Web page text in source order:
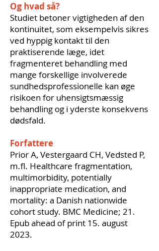
Og hvad så?
Studiet betoner vigtigheden af den
kontinuitet, som eksempelvis sikres
ved hyppig kontakt til den
praktiserende læge, idet
fragmenteret behandling med
mange forskellige involverede
sundhedsprofessionelle kan øge
risikoen for uhensigtsmæssig
behandling og i yderste konsekvens
dødsfald.
Forfattere
Prior A, Vestergaard CH, Vedsted P,
m.fl. Healthcare fragmentation,
multimorbidity, potentially
inappropriate medication, and
mortality: a Danish nationwide
cohort study. BMC Medicine; 21.
Epub ahead of print 15. august
2023.